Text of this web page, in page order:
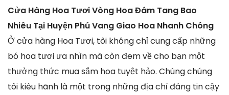
Cửa Hàng Hoa Tươi Vòng Hoa Đám Tang Bao
Nhiêu Tại Huyện Phú Vang Giao Hoa Nhanh Chóng
Ở cửa hàng Hoa Tươi, tôi không chỉ cung cấp những
bó hoa tươi ưa nhìn mà còn đem về cho bạn một
thưởng thức mua sắm hoa tuyệt hảo. Chúng chúng
tôi kiêu hãnh là một trong những địa chỉ đáng tin cậy